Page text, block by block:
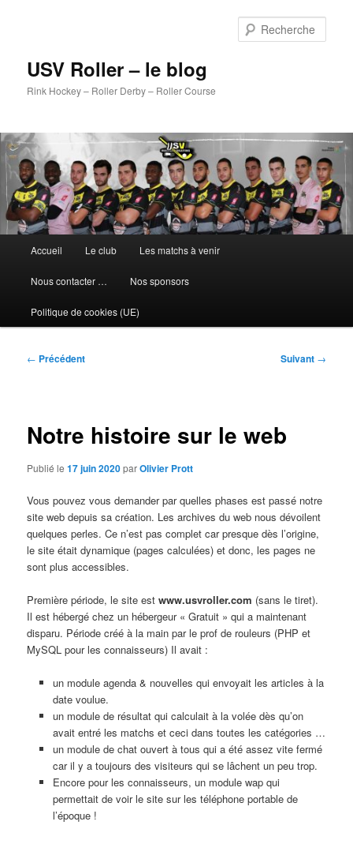
USV Roller – le blog
Rink Hockey – Roller Derby – Roller Course
principal
Accueil Le club Les matchs à venir
Nous contacter … Nos sponsors
Politique de cookies (UE)
Navigation
← Précédent Suivant →
Notre histoire sur le web
Publié le17 juin 2020parOlivier Prott
Vous pouvez vous demander par quelles phases est passé notre
site web depuis sa création. Les archives du web nous dévoilent
quelques perles. Ce n’est pas complet car presque dès l’origine,
le site était dynamique (pages calculées) et donc, les pages ne
sont plus accessibles.
Première période, le site estwww.usvroller.com (sans le tiret).
Il est hébergé chez un hébergeur « Gratuit » qui a maintenant
disparu. Période créé à la main par le prof de rouleurs (PHP et
MySQL pour les connaisseurs) Il avait :
un module agenda & nouvelles qui envoyait les articles à la
date voulue.
un module de résultat qui calculait à la volée dès qu’on
avait entré les matchs et ceci dans toutes les catégories …
un module de chat ouvert à tous qui a été assez vite fermé
car il y a toujours des visiteurs qui se lâchent un peu trop.
Encore pour les connaisseurs, un module wap qui
permettait de voir le site sur les téléphone portable de
l’époque !